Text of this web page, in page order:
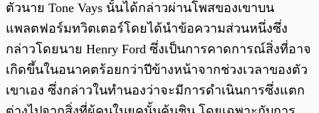
ตัวนาย Tone Vays นั้นได้กล่าวผ่านโพสของเขาบน
แพลตฟอร์มทวิตเตอร์โดยได้นำข้อความส่วนหนึ่งซึ่ง
กล่าวโดยนาย Henry Ford ซึ่งเป็นการคาดการณ์สิ่งที่อาจ
เกิดขึ้นในอนาคตร้อยกว่าปีข้างหน้าจากช่วงเวลาของตัว
เขาเอง ซึ่งกล่าวในทำนองว่าจะมีการดำเนินการซึ่งแตก